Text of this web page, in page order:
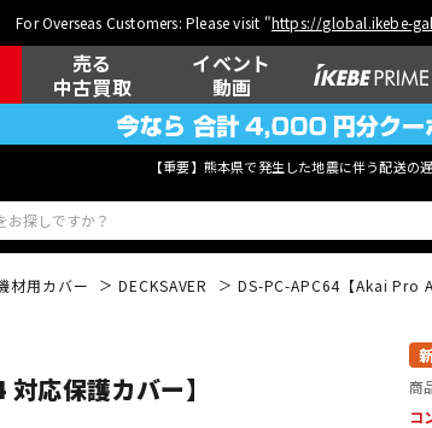
For Overseas Customers: Please visit "https://global.ikebe-
売る
中古買取
イベント
動画
【重要】熊本県で発生した地震に伴う配送の
材用カバー DECKSAVER DS-PC-APC64【Akai Pro
応保護カバー】 商
コ